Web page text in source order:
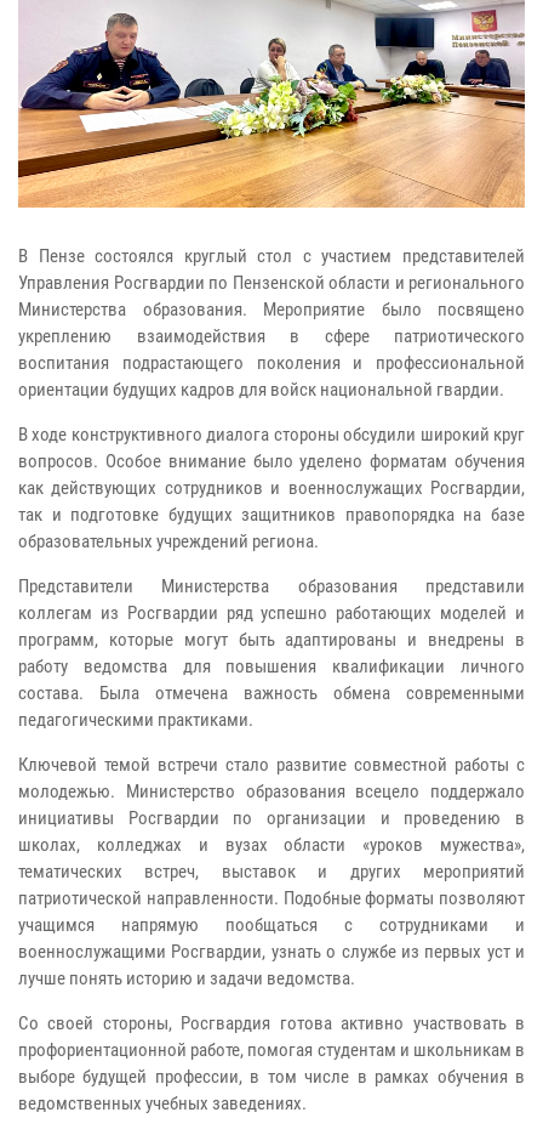
В Пензе состоялся круглый стол с участием представителей
Управления Росгвардии по Пензенской области и регионального
Министерства образования. Мероприятие было посвящено
укреплению взаимодействия в сфере патриотического
воспитания подрастающего поколения и профессиональной
ориентации будущих кадров для войск национальной гвардии.
В ходе конструктивного диалога стороны обсудили широкий круг
вопросов. Особое внимание было уделено форматам обучения
как действующих сотрудников и военнослужащих Росгвардии,
так и подготовке будущих защитников правопорядка на базе
образовательных учреждений региона.
Представители Министерства образования представили
коллегам из Росгвардии ряд успешно работающих моделей и
программ, которые могут быть адаптированы и внедрены в
работу ведомства для повышения квалификации личного
состава. Была отмечена важность обмена современными
педагогическими практиками.
Ключевой темой встречи стало развитие совместной работы с
молодежью. Министерство образования всецело поддержало
инициативы Росгвардии по организации и проведению в
школах, колледжах и вузах области «уроков мужества»,
тематических встреч, выставок и других мероприятий
патриотической направленности. Подобные форматы позволяют
учащимся напрямую пообщаться с сотрудниками и
военнослужащими Росгвардии, узнать о службе из первых уст и
лучше понять историю и задачи ведомства.
Со своей стороны, Росгвардия готова активно участвовать в
профориентационной работе, помогая студентам и школьникам в
выборе будущей профессии, в том числе в рамках обучения в
ведомственных учебных заведениях.